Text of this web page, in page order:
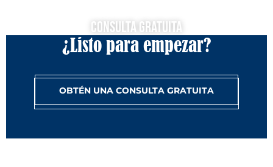
Consulta Gratuita
¿Listo para empezar?
OBTÉN UNA CONSULTA GRATUITA